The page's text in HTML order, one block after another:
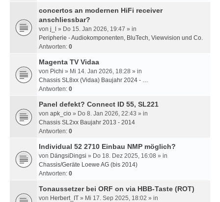
concertos an modernen HiFi receiver
anschliessbar?
von j_l
» Do 15. Jan 2026, 19:47 » in
Peripherie - Audiokomponenten, BluTech, Viewvision und Co.
Antworten: 0
Magenta TV Vidaa
von Pichi » Mi 14. Jan 2026, 18:28 » in
Chassis SL8xx (Vidaa) Baujahr 2024 - …
Antworten: 0
Panel defekt? Connect ID 55, SL221
von apk_cio » Do 8. Jan 2026, 22:43 » in
Chassis SL2xx Baujahr 2013 - 2014
Antworten: 0
Individual 52 2710 Einbau NMP möglich?
von DängsiDingsi » Do 18. Dez 2025, 16:08 » in
Chassis/Geräte Loewe AG (bis 2014)
Antworten: 0
Tonaussetzer bei ORF on via HBB-Taste (ROT)
von Herbert_IT » Mi 17. Sep 2025, 18:02 » in